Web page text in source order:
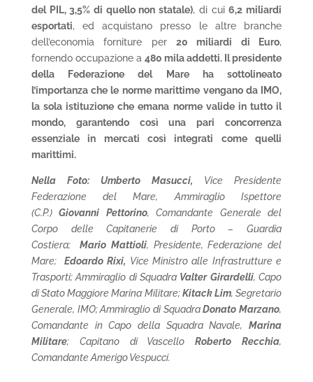
del PIL, 3,5% di quello non statale), di cui6,2 miliardi
esportati, ed acquistano presso le altre branche
dell’economia forniture per 20 miliardi di Euro,
fornendo occupazione a 480 mila addetti. Il presidente
della Federazione del Mare ha sottolineato
l’importanza che le norme marittime vengano da IMO,
la sola istituzione che emana norme valide in tutto il
mondo, garantendo così una pari concorrenza
essenziale in mercati così integrati come quelli
marittimi.
Nella Foto: Umberto Masucci, Vice Presidente
Federazione del Mare, Ammiraglio Ispettore
(C.P.)Giovanni Pettorino, Comandante Generale del
Corpo delle Capitanerie di Porto – Guardia
Costiera;Mario Mattioli, Presidente, Federazione del
Mare;
Edoardo Rixi, Vice Ministro alle Infrastrutture e
Trasporti; Ammiraglio di Squadra Valter Girardelli, Capo
di Stato Maggiore Marina Militare;Kitack Lim, Segretario
Generale, IMO; Ammiraglio di SquadraDonato Marzano,
Comandante in Capo della Squadra Navale,Marina
Militare; Capitano di VascelloRoberto Recchia,
Comandante Amerigo Vespucci.